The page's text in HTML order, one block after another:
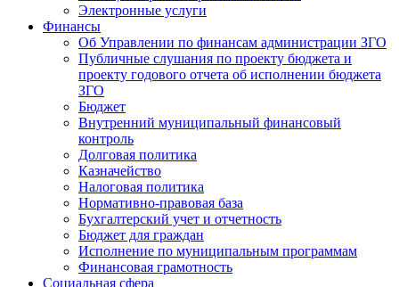
Электронные услуги
Финансы
Об Управлении по финансам администрации ЗГО
Публичные слушания по проекту бюджета и
проекту годового отчета об исполнении бюджета
ЗГО
Бюджет
Внутренний муниципальный финансовый
контроль
Долговая политика
Казначейство
Налоговая политика
Нормативно-правовая база
Бухгалтерский учет и отчетность
Бюджет для граждан
Исполнение по муниципальным программам
Финансовая грамотность
Социальная сфера